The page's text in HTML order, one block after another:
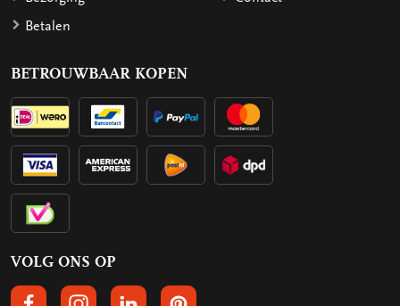
Betalen
BETROUWBAAR KOPEN
VOLG ONS OP